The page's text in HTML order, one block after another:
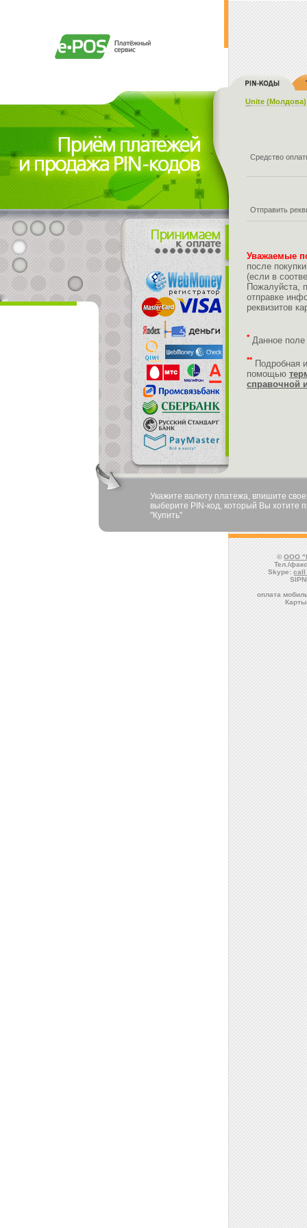
Unite (Молдова)
Средство
Отправить
Уважаемые
после
(если в
Пожалуйста,
отправке
реквизитов
* Данное поле
** Подробная
помощью
справочной
Укажите валюту платежа, впишите
выберите PIN-код, который Вы хотите
"Купить"
©ООО
Тел./
Skype:
оплата